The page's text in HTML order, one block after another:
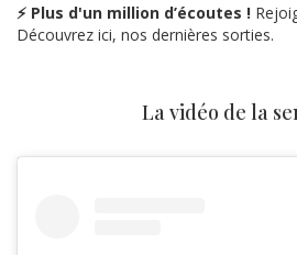
⚡ Plus d'un million d’écoutes !
Découvrez ici, nos dernières sorties.
La vidéo de la